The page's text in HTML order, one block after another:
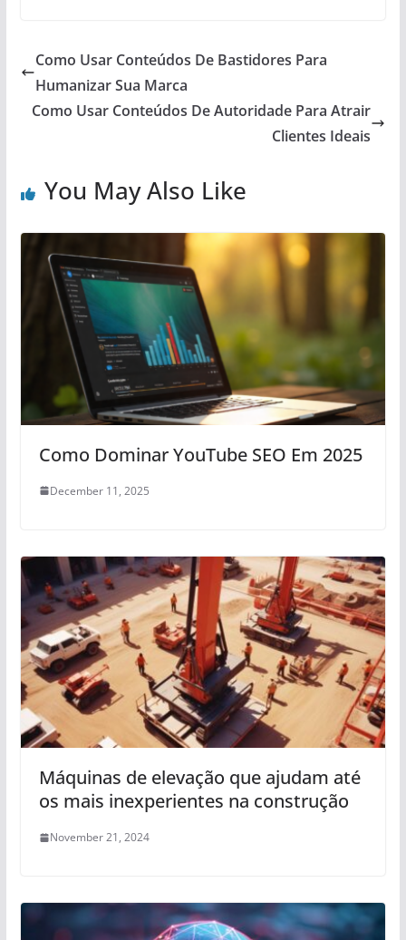
Como Usar Conteúdos De Bastidores Para
Humanizar Sua Marca
Como Usar Conteúdos De Autoridade Para Atrair
Clientes Ideais
You May Also Like
Como Dominar YouTube SEO Em 2025
December 11, 2025
Máquinas de elevação que ajudam até
os mais inexperientes na construção
November 21, 2024